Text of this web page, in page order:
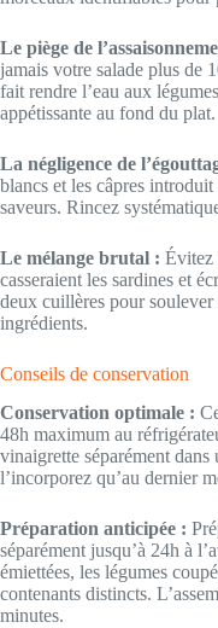
Le piège de
jamais votre salade plus de
fait rendre l’eau aux
appétissante au fond du plat.
La négligence de
blancs et les câpres
saveurs. Rincez
Le mélange brutal : Évitez
casseraient les sardines et
deux cuillères pour
ingrédients.
Conseils de conservation
Conservation optimale :
48h maximum au
vinaigrette séparément
l’incorporez qu’au dernier
Préparation anticipée :
séparément jusqu’à 24h à
émiettées, les légumes
contenants distincts.
minutes.